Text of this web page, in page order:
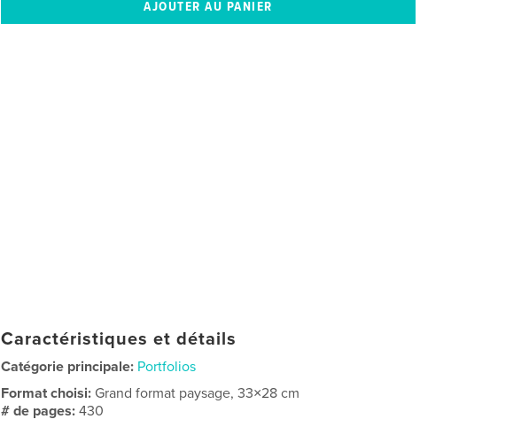
Caractéristiques et détails
Catégorie principale: Portfolios
Format choisi: Grand format paysage, 33×28 cm
# de pages:430